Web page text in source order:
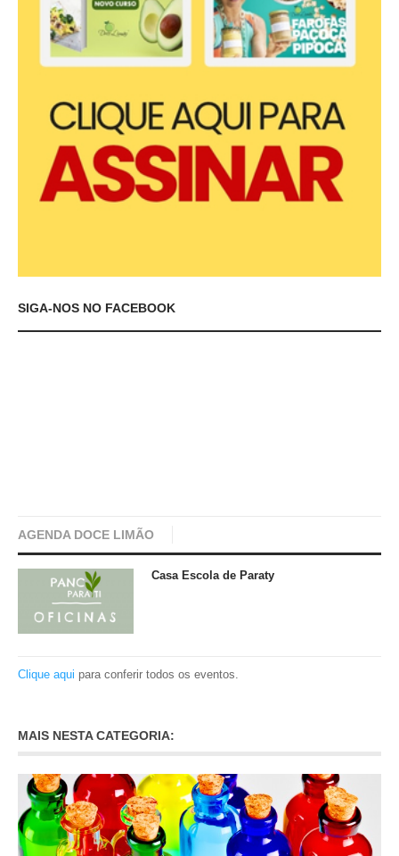
SIGA-NOS NO FACEBOOK
AGENDA DOCE LIMÃO
Casa Escola de Paraty
Clique aqui para conferir todos os eventos.
MAIS NESTA CATEGORIA: